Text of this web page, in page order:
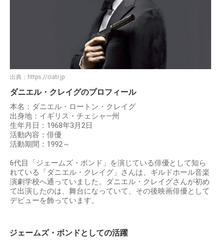
出典： https://ciatr.jp
ダニエル・クレイグのプロフィール
本名：ダニエル・ロートン・クレイグ
出身地：イギリス・チェシャ―州
生年月日：1968年3月2日
活動内容：俳優
活動期間：1992～
6代目「ジェームズ・ボンド」を演じている俳優として知ら
れている「ダニエル・クレイグ」さんは、ギルドホール音楽
演劇学校へ通っていました。ダニエル・クレイグさんが初め
て出演したのは、舞台になっていて、その後映画俳優として
デビューを飾っています。
ジェームズ・ボンドとしての活躍